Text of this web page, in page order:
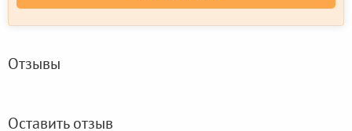
Отзывы
Оставить отзыв